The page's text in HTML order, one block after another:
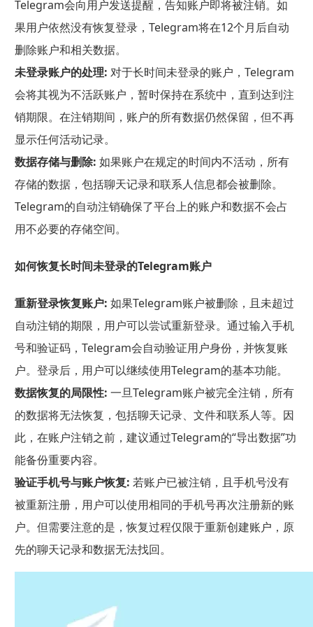
Telegram会向用户发送提醒，告知账户即将被注销。如
果用户依然没有恢复登录，Telegram将在12个月后自动
删除账户和相关数据。
未登录账户的处理: 对于长时间未登录的账户，Telegram
会将其视为不活跃账户，暂时保持在系统中，直到达到注
销期限。在注销期间，账户的所有数据仍然保留，但不再
显示任何活动记录。
数据存储与删除: 如果账户在规定的时间内不活动，所有
存储的数据，包括聊天记录和联系人信息都会被删除。
Telegram的自动注销确保了平台上的账户和数据不会占
用不必要的存储空间。
如何恢复长时间未登录的Telegram账户
重新登录恢复账户: 如果Telegram账户被删除，且未超过
自动注销的期限，用户可以尝试重新登录。通过输入手机
号和验证码，Telegram会自动验证用户身份，并恢复账
户。登录后，用户可以继续使用Telegram的基本功能。
数据恢复的局限性: 一旦Telegram账户被完全注销，所有
的数据将无法恢复，包括聊天记录、文件和联系人等。因
此，在账户注销之前，建议通过Telegram的“导出数据”功
能备份重要内容。
验证手机号与账户恢复: 若账户已被注销，且手机号没有
被重新注册，用户可以使用相同的手机号再次注册新的账
户。但需要注意的是，恢复过程仅限于重新创建账户，原
先的聊天记录和数据无法找回。